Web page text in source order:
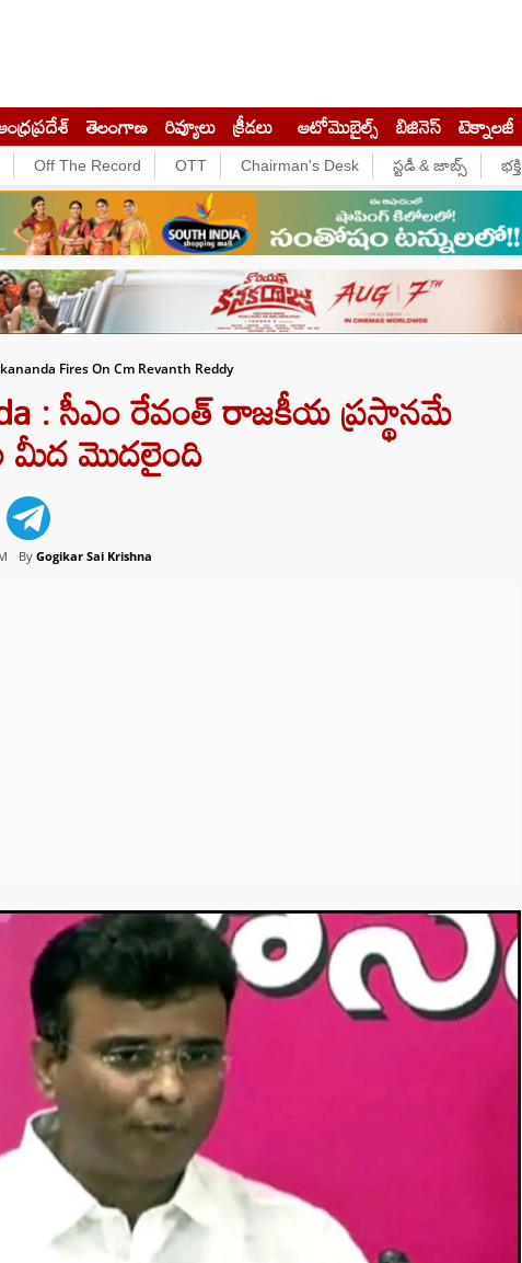
తెలంగాణ రివ్యూలు క్రీడలు ఆటోమొబైల్స్ బిజినెస్‌ టెక్నాలజీ
Off The Record OTT Chairman's Desk స్టడీ & జాబ్స్ భక్తి
Fires On Cm Revanth Reddy
: సీఎం రేవంత్ రాజకీయ ప్రస్థానమే
మీద మొదలైంది
By Gogikar Sai Krishna